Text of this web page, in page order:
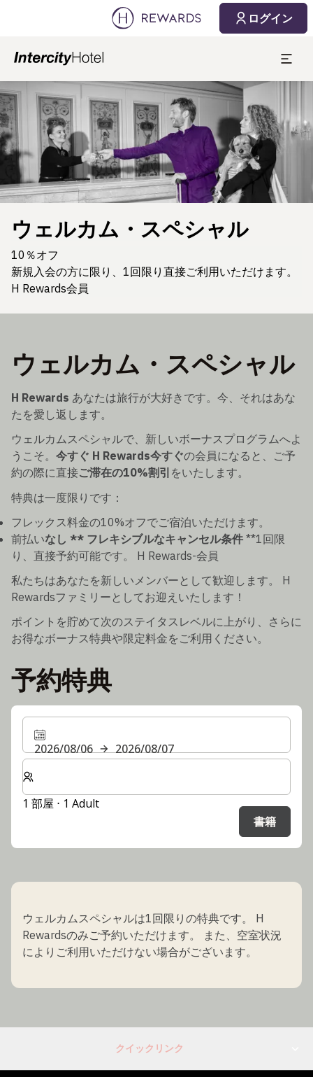
ログイン
スライド1 1
ウェルカム・スペシャル
10％オフ
新規入会の方に限り、1回限り直接ご利用いただけます。
H Rewards会員
ウェルカム・スペシャル
H Rewards あなたは旅行が大好きです。今、それはあな
たを愛し返します。
ウェルカムスペシャルで、新しいボーナスプログラムへよ
うこそ。 今すぐ H Rewards今すぐの会員になると、ご予
約の際に直接ご滞在の10%割引 をいたします。
特典は一度限りです：
フレックス料金の10%オフでご宿泊いただけます。
前払いなし ** フレキシブルなキャンセル条件 **1回限
り、直接予約可能です。 H Rewards-会員
私たちはあなたを新しいメンバーとして歓迎します。 H
Rewardsファミリーとしてお迎えいたします！
ポイントを貯めて次のステイタスレベルに上がり、さらに
お得なボーナス特典や限定料金をご利用ください。
予約特典
2026/08/06
2026/08/07
客室数と宿泊人数をお選びください。
1 部屋 ⋅ 1 Adult
書籍
ウェルカムスペシャルは1回限りの特典です。 H
Rewardsのみご予約いただけます。 また、空室状況
によりご利用いただけない場合がございます。
クイックリンク